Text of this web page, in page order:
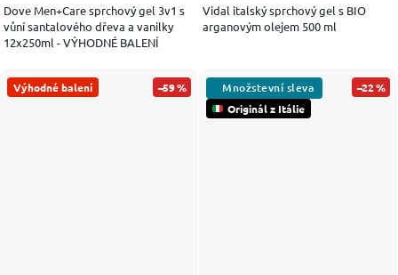
Dove Men+Care sprchový gel 3v1 s
vůní santalového dřeva a vanilky
12x250ml - VÝHODNÉ BALENÍ
Vidal italský sprchový gel s BIO
arganovým olejem 500 ml
Výhodné balení –59 %
Originál z Itálie
–22 %